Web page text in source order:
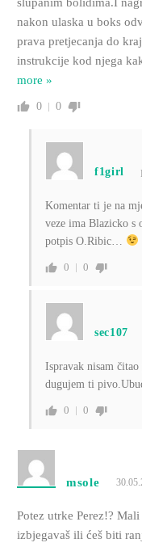
nakon ulaska u boks
prava pretjecanja do
instrukcije kod njega
more »
0 0
f1girl
Komentar ti je na
veze ima Blazicko
potpis O.Ribic…
0 0
sec107
Ispravak nisam
dugujem ti
0 0
msole
Potez utrke Perez!?
izbjegavaš ili ćeš biti